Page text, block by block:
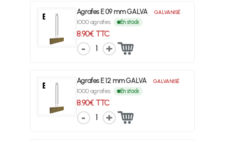
Agrafes E 09 mm GALVA GALVANISÉ
1000 agrafes En stock
8.90€ TTC
1
Agrafes E 12 mm GALVA GALVANISÉ
1000 agrafes En stock
8.90€ TTC
1